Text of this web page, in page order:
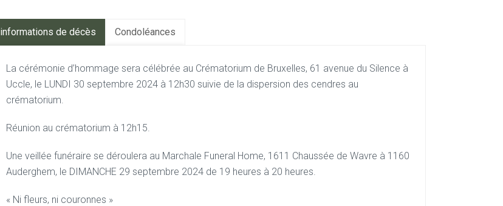
informations de décès Condoléances
La cérémonie d’hommage sera célébrée au Crématorium de Bruxelles, 61 avenue du Silence à
Uccle, le LUNDI 30 septembre 2024 à 12h30 suivie de la dispersion des cendres au
crématorium.
Réunion au crématorium à 12h15.
Une veillée funéraire se déroulera au Marchale Funeral Home, 1611 Chaussée de Wavre à 1160
Auderghem, le DIMANCHE 29 septembre 2024 de 19 heures à 20 heures.
« Ni fleurs, ni couronnes »